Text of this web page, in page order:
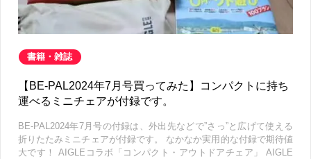
書籍・雑誌
【BE-PAL2024年7月号買ってみた】コンパクトに持ち
運べるミニチェアが付録です。
BE-PAL2024年7月号の付録は、外出先などで”さっ”と広げて使える
折りたたみミニチェアが付録です。 なかなか実用的な付録で期待値
大です！ AIGLEコラボ「コンパクト・アウトドアチェア」 AIGLE